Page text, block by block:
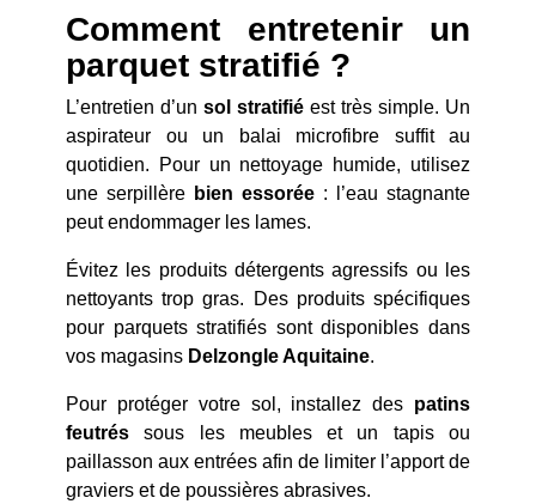
Comment entretenir un
parquet stratifié ?
L’entretien d’un sol stratifié est très simple. Un
aspirateur ou un balai microfibre suffit au
quotidien. Pour un nettoyage humide, utilisez
une serpillère bien essorée : l’eau stagnante
peut endommager les lames.
Évitez les produits détergents agressifs ou les
nettoyants trop gras. Des produits spécifiques
pour parquets stratifiés sont disponibles dans
vos magasins Delzongle Aquitaine.
Pour protéger votre sol, installez des patins
feutrés sous les meubles et un tapis ou
paillasson aux entrées afin de limiter l’apport de
graviers et de poussières abrasives.